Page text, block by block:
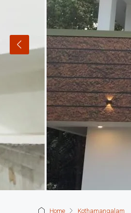
Home Kothamangalam